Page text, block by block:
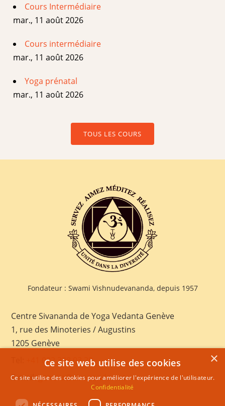
Cours Intermédiaire
mar., 11 août 2026
Cours intermédiaire
mar., 11 août 2026
Yoga prénatal
mar., 11 août 2026
TOUS LES COURS
Fondateur : Swami Vishnudevananda, depuis 1957
Centre Sivananda de Yoga Vedanta Genève
1, rue des Minoteries / Augustins
1205 Genève
+41 022 328 03 28
E-mail:geneva@sivananda.net
×
Ce site web utilise des cookies
Ce site utilise des cookies pour améliorer l'expérience de l'utilisateur.
Confidentialité